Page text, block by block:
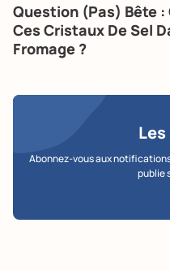
Question (pas) Bête :
Ces Cristaux De Sel
Fromage ?
Abonnez-vous aux
publie